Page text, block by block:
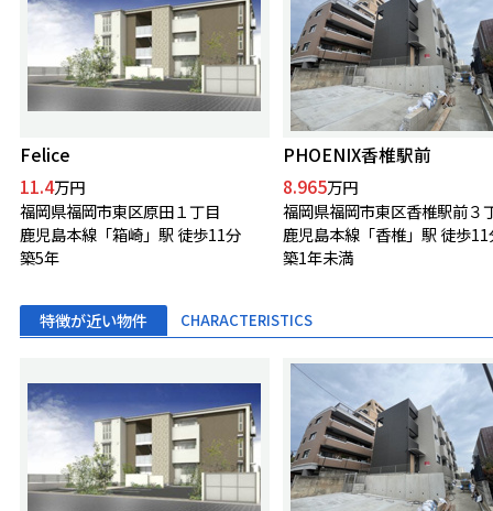
Felice
11.4万円
福岡県福岡市東区原田１丁目
鹿児島本線「箱崎」駅 徒歩11分
築5年
PHOENIX香椎駅前
8.965万円
福岡県福岡市東区香椎駅前３
鹿児島本線「香椎」駅 徒歩11
築1年未満
特徴が近い物件 CHARACTERISTICS